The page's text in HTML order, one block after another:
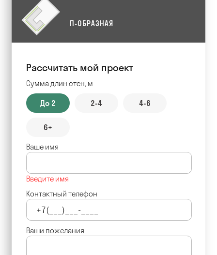
П-ОБРАЗНАЯ
Рассчитать мой проект
Сумма длин стен, м
До 2 2-4 4-6
6+
Ваше имя
Введите имя
Контактный телефон
Ваши пожелания